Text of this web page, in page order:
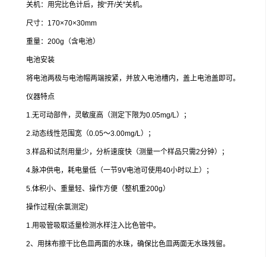
关机：用完比色计后，按“开/关”关机。
尺寸：170×70×30mm
重量：200g（含电池）
电池安装
将电池两极与电池帽两端按紧，并放入电池槽内，盖上电池盖即可。
仪器特点
1.无可动部件，灵敏度高（测定下限为0.05mg/L）；
2.动态线性范围宽（0.05～3.00mg/L）；
3.样品和试剂用量少，分析速度快（测量一个样品只需2分钟）；
4.脉冲供电，耗电量低（一节9V电池可使用40小时以上）；
5.体积小、重量轻、操作方便（整机重200g）
操作过程(余氯测定)
1.用吸管吸取适量检测水样注入比色管中。
2、用抹布擦干比色皿两面的水珠，确保比色皿两面无水珠残留。